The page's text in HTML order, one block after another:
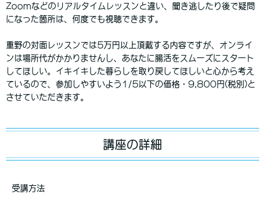
Zoomなどのリアルタイムレッスンと違い、聞き逃したり後で疑問
になった箇所は、何度でも視聴できます。
重野の対面レッスンでは5万円以上頂戴する内容ですが、オンライ
ンは場所代がかかりませんし、あなたに腸活をスムーズにスタート
してほしい。イキイキした暮らしを取り戻してほしいと心から考え
ているので、参加しやすいよう1/5以下の価格・9,800円(税別)と
させていただきます。
講座の詳細
受講方法